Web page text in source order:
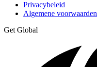
Privacybeleid
Algemene voorwaarden
Get Global